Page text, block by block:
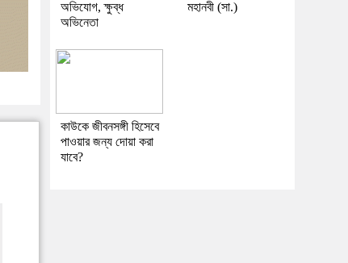
অভিযোগ, ক্ষুব্ধ
অভিনেতা
মহানবী (সা.)
কাউকে জীবনসঙ্গী হিসেবে
পাওয়ার জন্য দোয়া করা
যাবে?